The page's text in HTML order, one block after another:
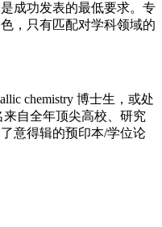
成功发表的最低要求。专
，只有匹配对学科领域的
chemistry 博士生，或处
来自全年顶尖高校、研究
意得辑的预印本/学位论